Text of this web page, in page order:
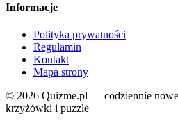
Informacje
Polityka prywatności
Regulamin
Kontakt
Mapa strony
© 2026 Quizme.pl — codziennie
krzyżówki i puzzle